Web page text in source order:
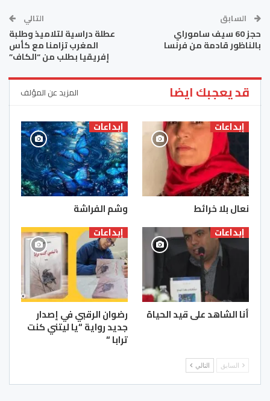
السابق
حجز 60 سيف ساموراي
بالناظور قادمة من فرنسا‎
التالي
عطلة دراسية لتلاميذ وطلبة
المغرب تزامنا مع كأس
إفريقيا بطلب من “الكاف”
قد يعجبك ايضا المزيد عن المؤلف
إبداعات
نعال بلا خرائط
إبداعات
وشم الفراشة
إبداعات
أنا الشاهد على قيد الحياة
إبداعات
رضوان الرقبي في إصدار
جديد رواية “يا ليتني كنت
ترابا “
السابق التالي